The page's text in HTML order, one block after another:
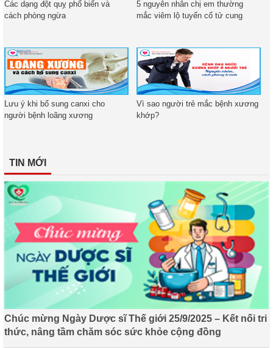
Các dạng đột quỵ phổ biến và
cách phòng ngừa
5 nguyên nhân chị em thường
mắc viêm lộ tuyến cổ tử cung
Lưu ý khi bổ sung canxi cho
người bệnh loãng xương
Vì sao người trẻ mắc bệnh xương
khớp?
TIN MỚI
Chúc mừng Ngày Dược sĩ Thế giới 25/9/2025 – Kết nối tri
thức, nâng tầm chăm sóc sức khỏe cộng đồng